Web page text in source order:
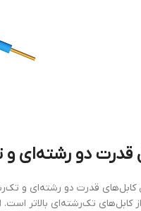
قدرتدو رشته‌ای و
قدرت دو رشته‌ای و
کابل‌های تک‌رشته‌ای بالاتر